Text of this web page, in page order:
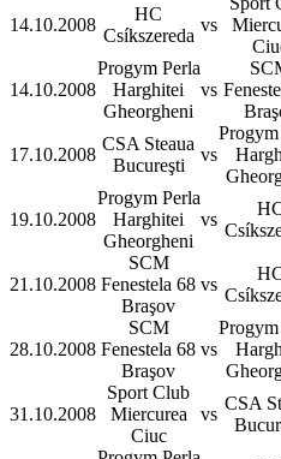
14.10.2008
HC
Csíkszereda
vs
14.10.2008
Progym Perla
Harghitei
Gheorgheni
vs
17.10.2008
CSA Steaua
Bucureşti
vs
Progym
19.10.2008
Progym Perla
Harghitei
Gheorgheni
vs
21.10.2008
SCM
Fenestela 68
Braşov
vs
28.10.2008
SCM
Fenestela 68
Braşov
vs
Progym
31.10.2008
Sport Club
Miercurea
Ciuc
vs
CSA